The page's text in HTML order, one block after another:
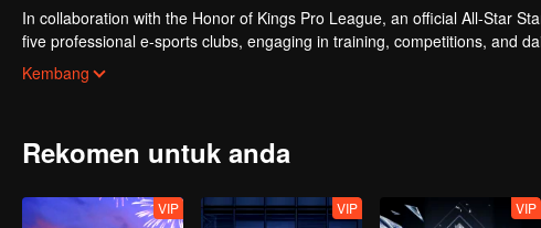
In collaboration with the Honor of Kings Pro League, an official All-Star
five professional e-sports clubs, engaging in training, competitions, and
celebrities will win the championship in the first-ever All-Star Star
Kembang
Rekomen untuk anda
VIP VIP VIP